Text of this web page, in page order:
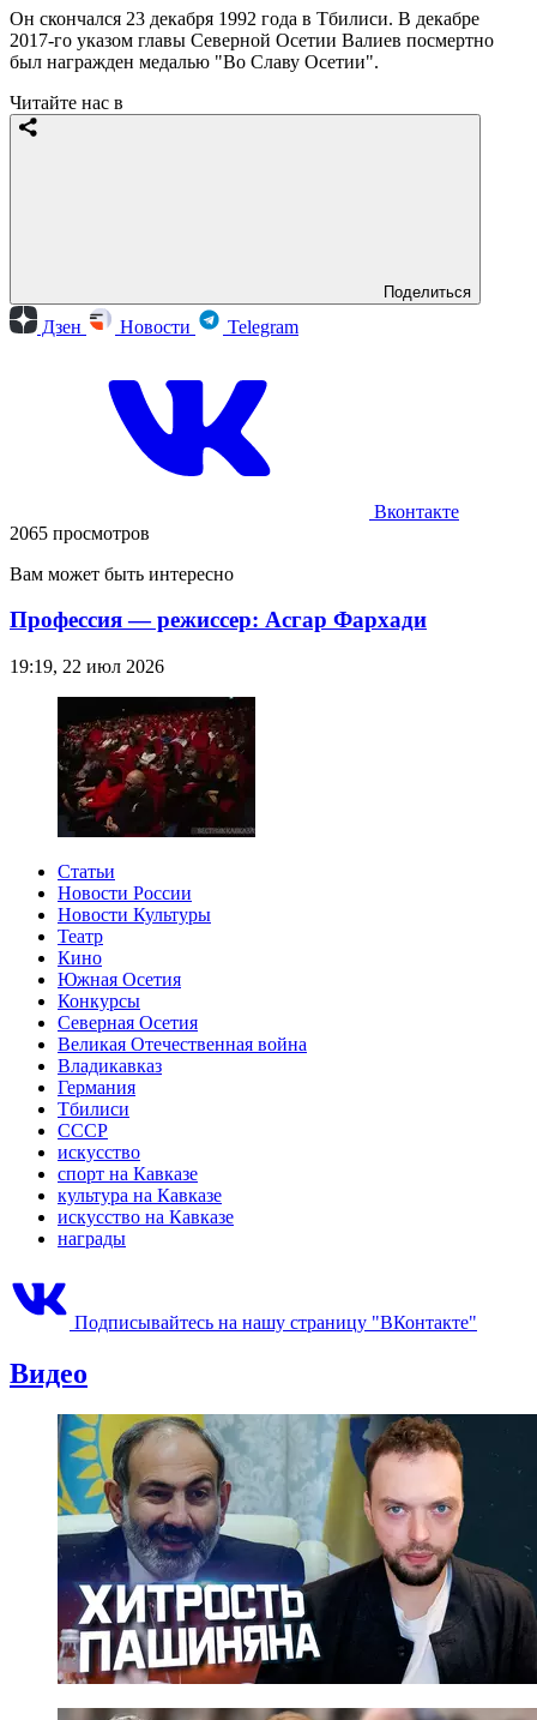
Он скончался 23 декабря 1992 года в Тбилиси. В декабре
2017-го указом главы Северной Осетии Валиев посмертно
был награжден медалью "Во Славу Осетии".
Читайте нас в
Поделиться
Дзен Новости Telegram
Вконтакте
2065 просмотров
Вам может быть интересно
Профессия — режиссер: Асгар Фархади
19:19, 22 июл 2026
Статьи
Новости России
Новости Культуры
Театр
Кино
Южная Осетия
Конкурсы
Северная Осетия
Великая Отечественная война
Владикавказ
Германия
Тбилиси
СССР
искусство
спорт на Кавказе
культура на Кавказе
искусство на Кавказе
награды
Подписывайтесь на нашу страницу "ВКонтакте"
Видео